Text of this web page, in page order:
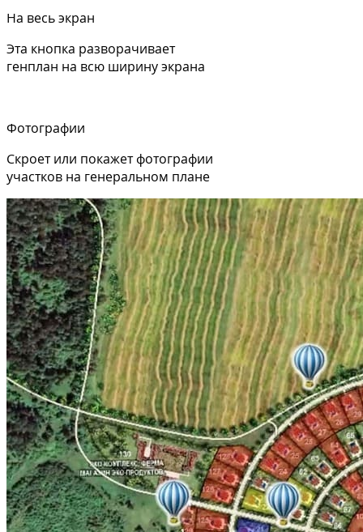
На весь экран
Эта кнопка разворачивает
генплан на всю ширину экрана
Фотографии
Скроет или покажет фотографии
участков на генеральном плане